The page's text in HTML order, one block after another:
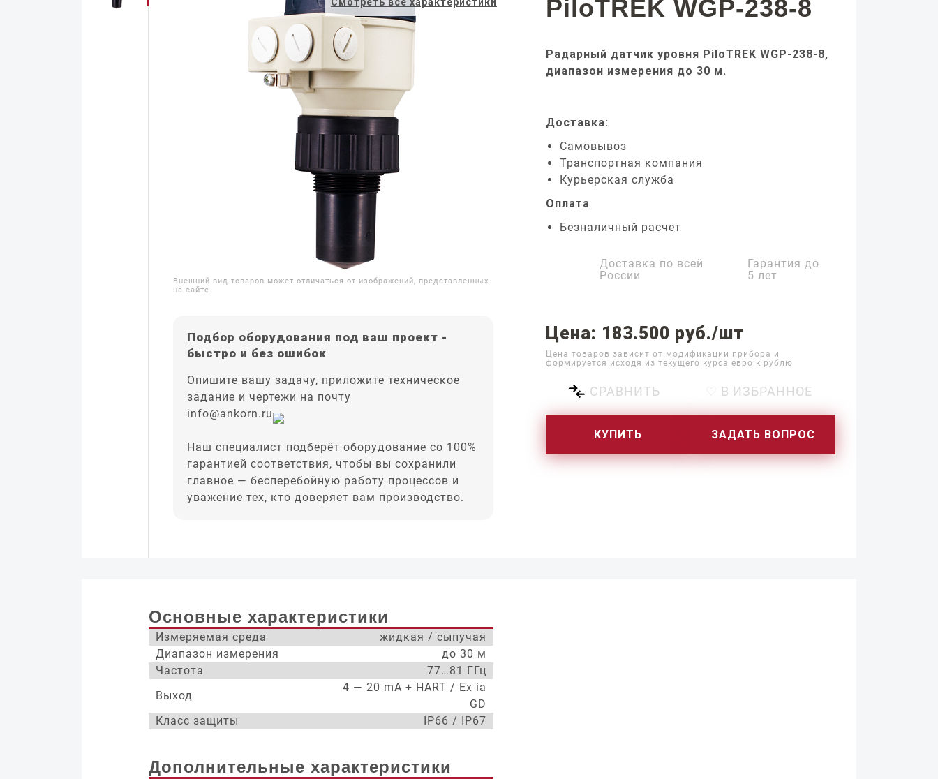
Внешний вид товаров может отличаться от изображений, представленных
на сайте.
Подбор оборудования под ваш проект -
быстро и без ошибок
Опишите вашу задачу, приложите техническое
задание и чертежи на почту
info@ankorn.ru
Наш специалист подберёт оборудование со 100%
гарантией соответствия, чтобы вы сохранили
главное — бесперебойную работу процессов и
уважение тех, кто доверяет вам производство.
PiloTREK WGP-238-8
Радарный датчик уровня PiloTREK WGP-238-8,
диапазон измерения до 30 м.
Доставка:
Самовывоз
Транспортная компания
Курьерская служба
Оплата
Безналичный расчет
Доставка по всей
России
Гарантия до
5 лет
Цена: 183.500 руб./шт
Цена товаров зависит от модификации прибора и
формируется исходя из текущего курса евро к рублю
СРАВНИТЬ ♡ В ИЗБРАННОЕ
КУПИТЬ ЗАДАТЬ ВОПРОС
Основные характеристики
Измеряемая среда
жидкая / сыпучая
Диапазон измерения
до 30 м
Частота
77…81 ГГц
Выход
4 — 20 mA + HART / Ex ia
GD
Класс защиты
IP66 / IP67
Дополнительные характеристики